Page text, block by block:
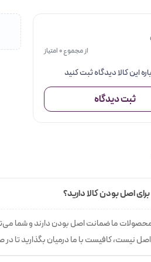
سری
سری
استفاده
ندارد
از مجموع 0 امتیاز
این کالا دیدگاه ثبت کنید
ثبت دیدگاه
اصل بودن کالا دارید؟
ما ضمانت اصل بودن دارند و شما
نیست، کافیست با ما درمیان بگذارید تا